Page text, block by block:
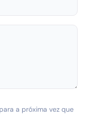
a próxima vez que